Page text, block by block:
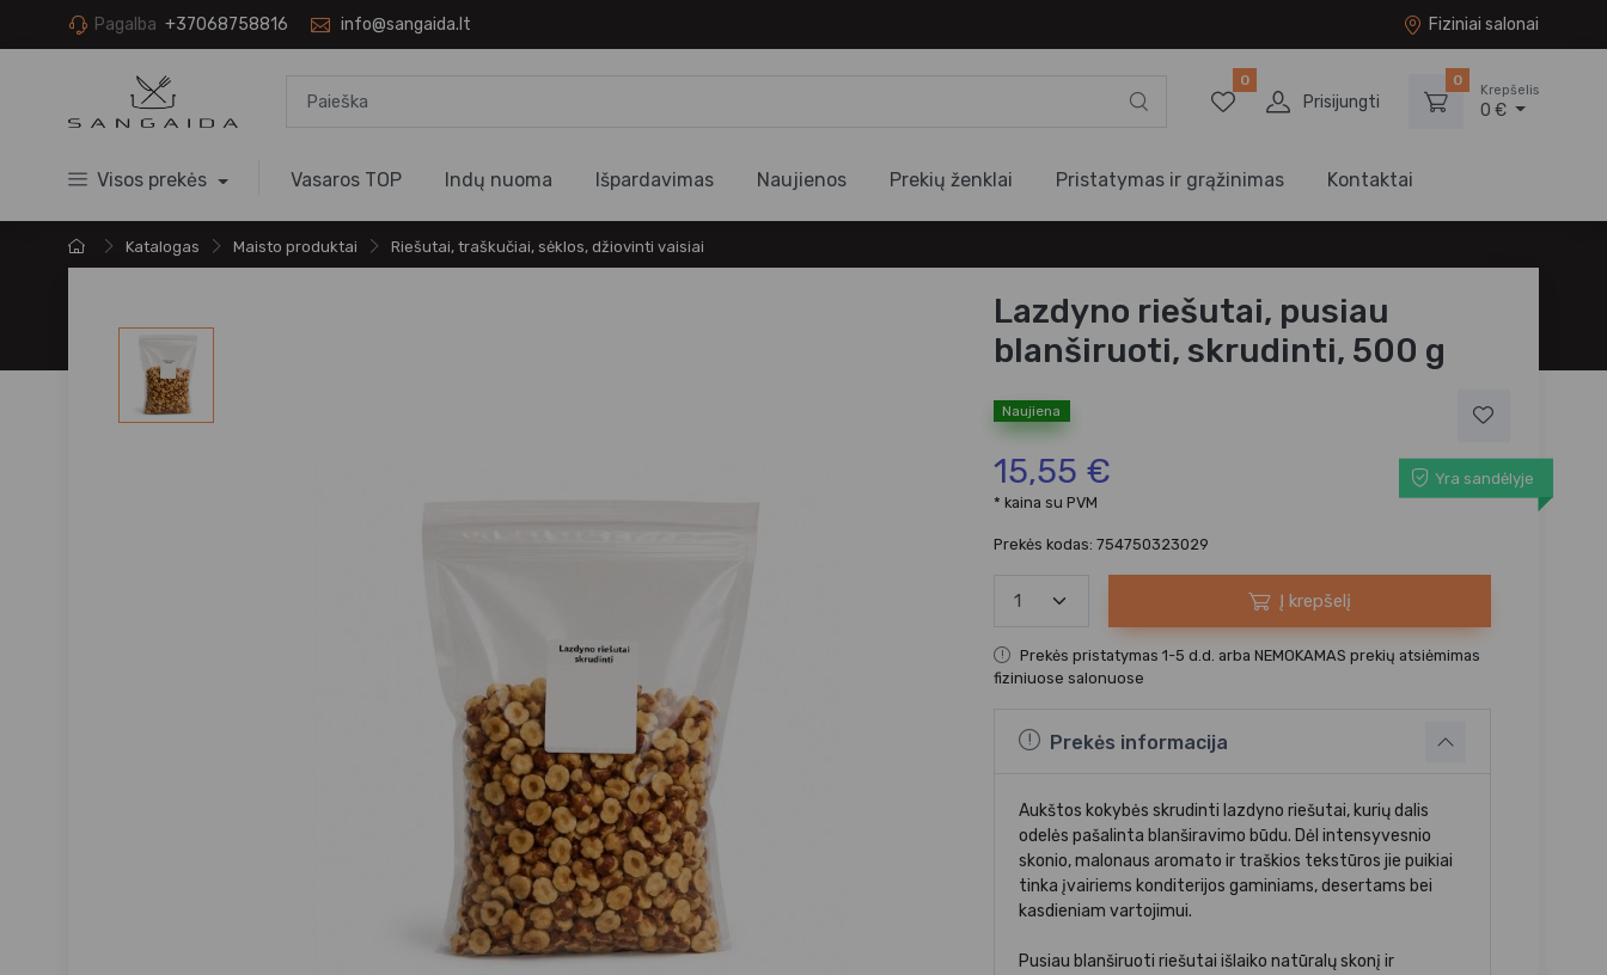
Pagalba +37068758816 info@sangaida.lt Fiziniai salonai
0
Prisijungti
0
Krepšelis
0 €
Visos prekės Vasaros TOP Indų nuoma Išpardavimas Naujienos Prekių ženklai Pristatymas ir grąžinimas Kontaktai
Katalogas Maisto produktai Riešutai, traškučiai, sėklos, džiovinti vaisiai
Lazdyno riešutai, pusiau
blanširuoti, skrudinti, 500 g
Naujiena
15,55 €
Yra sandėlyje
* kaina su PVM
Prekės kodas: 754750323029
Į krepšelį
Prekės pristatymas 1-5 d.d. arba NEMOKAMAS prekių atsiėmimas
fiziniuose salonuose
Prekės informacija
Aukštos kokybės skrudinti lazdyno riešutai, kurių dalis
odelės pašalinta blanširavimo būdu. Dėl intensyvesnio
skonio, malonaus aromato ir traškios tekstūros jie puikiai
tinka įvairiems konditerijos gaminiams, desertams bei
kasdieniam vartojimui.
Pusiau blanširuoti riešutai išlaiko natūralų skonį ir